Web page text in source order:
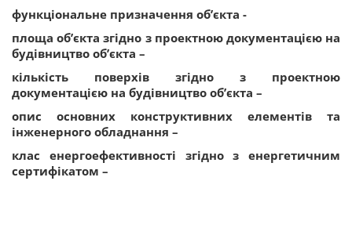
функціональне призначення об’єкта -
площа об’єкта згідно з проектною документацією на
будівництво об’єкта –
кількість поверхів згідно з проектною
документацією на будівництво об’єкта –
опис основних конструктивних елементів та
інженерного обладнання –
клас енергоефективності згідно з енергетичним
сертифікатом –